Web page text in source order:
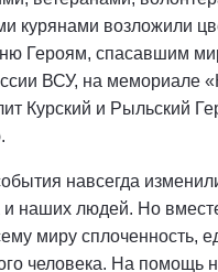
курянами возложили
Героям, спасавшим
ВСУ, на мемориале
Курский и Рыльский
навсегда
и наших людей. Но
миру сплоченность,
человека. На помощь